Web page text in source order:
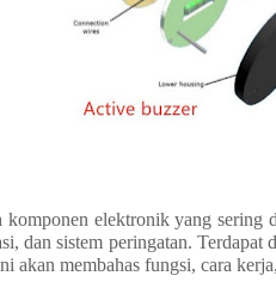
komponen elektronik yang sering
dan sistem peringatan.
akan membahas fungsi, cara